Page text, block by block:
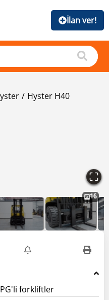
İlan ver!
Hyster H40
16
forkliftler